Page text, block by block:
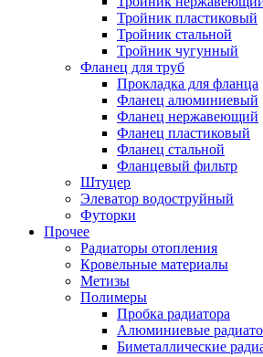
Тройник пластиковый
Тройник стальной
Тройник чугунный
Фланец для труб
Прокладка для фланца
Фланец алюминиевый
Фланец нержавеющий
Фланец пластиковый
Фланец стальной
Фланцевый фильтр
Штуцер
Элеватор водоструйный
Футорки
Прочее
Радиаторы отопления
Кровельные материалы
Метизы
Полимеры
Пробка радиатора
Алюминиевые
Биметаллические